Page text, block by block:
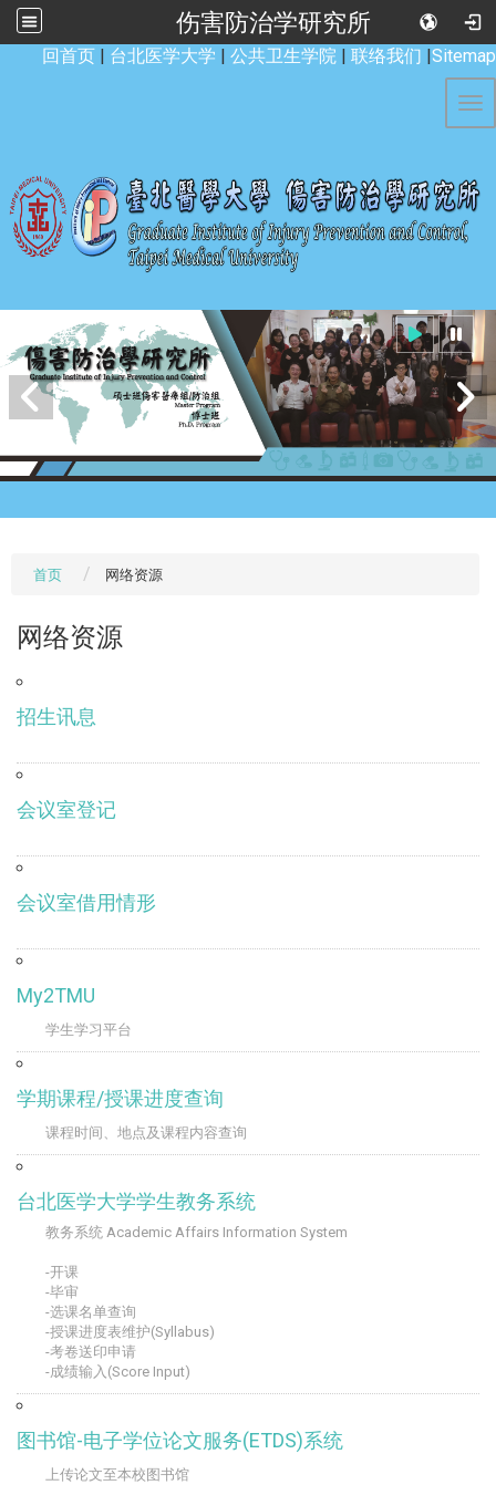
伤害防治学研究所
回首页 | 台北医学大学 | 公共卫生学院 | 联络我们 |Sitemap
首页 网络资源
网络资源
招生讯息
会议室登记
会议室借用情形
My2TMU
学生学习平台
学期课程/授课进度查询
课程时间、地点及课程内容查询
台北医学大学学生教务系统
教务系统 Academic Affairs Information System
-开课
-毕审
-选课名单查询
-授课进度表维护(Syllabus)
-考卷送印申请
-成绩输入(Score Input)
图书馆-电子学位论文服务(ETDS)系统
上传论文至本校图书馆